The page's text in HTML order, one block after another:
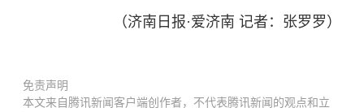
（济南日报·爱济南 记者：张罗罗）
免责声明
本文来自腾讯新闻客户端创作者，不代表腾讯新闻的观点和立